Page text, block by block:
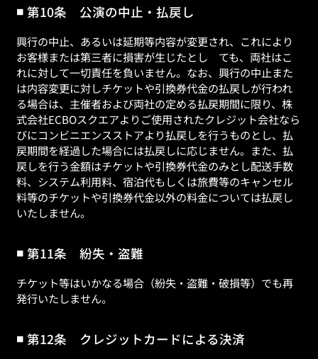
第10条 公演の中止・払戻し
興行の中止、あるいは延期等内容が変更され、これにより
お客様または第三者に損害が生じたとし ても、両社はこ
れに対して一切責任を負いません。なお、興行の中止また
は内容変更に対しチケットや引換券代金の払戻しが行われ
る場合は、主催者および両社の定める払戻期間に限り、株
式会社ECBOスクエアよりご使用されたクレジット会社なら
びにコンビニエンスストアより払戻しを行うものとし、払
戻期間を経過した場合には払戻しに応じません。また、払
戻しを行う金額はチケットや引換券代金のみとし配送手数
料、システム利用料、宿泊代もしくは旅費等のキャンセル
料等のチケットや引換券代金以外の料金については払戻し
いたしません。
第11条 紛失・盗難
チケット等はいかなる場合（紛失・盗難・破損等）でも再
発行いたしません。
第12条 クレジットカードによる決済